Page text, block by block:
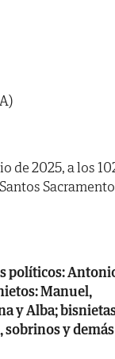
de 2025, a los
políticos:
Manuel,
y Alba;
y demás